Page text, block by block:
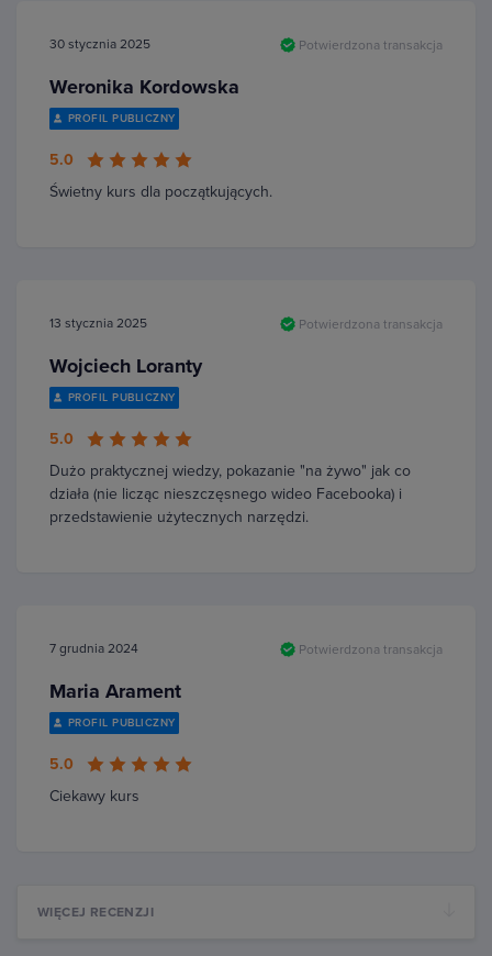
30 stycznia 2025 Potwierdzona transakcja
Weronika Kordowska
PROFIL PUBLICZNY
5.0
Świetny kurs dla początkujących.
13 stycznia 2025 Potwierdzona transakcja
Wojciech Loranty
PROFIL PUBLICZNY
5.0
Dużo praktycznej wiedzy, pokazanie "na żywo" jak co
działa (nie licząc nieszczęsnego wideo Facebooka) i
przedstawienie użytecznych narzędzi.
7 grudnia 2024 Potwierdzona transakcja
Maria Arament
PROFIL PUBLICZNY
5.0
Ciekawy kurs
WIĘCEJ RECENZJI